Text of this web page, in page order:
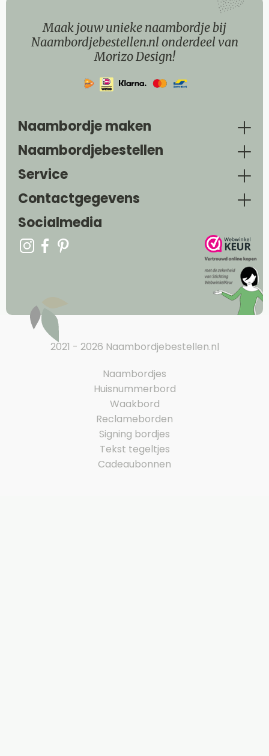
Maak jouw unieke naambordje bij
Naambordjebestellen.nl onderdeel van
Morizo Design!
Naambordje maken
Naambordjebestellen
Service
Contactgegevens
Socialmedia
2021 - 2026 Naambordjebestellen.nl
Naambordjes
Huisnummerbord
Waakbord
Reclameborden
Signing bordjes
Tekst tegeltjes
Cadeaubonnen